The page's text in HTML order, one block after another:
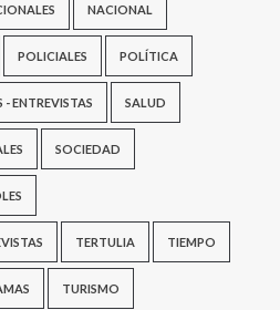
NACIONAL
POLICIALES POLÍTICA
ENTREVISTAS SALUD
SOCIEDAD
TERTULIA TIEMPO
TURISMO